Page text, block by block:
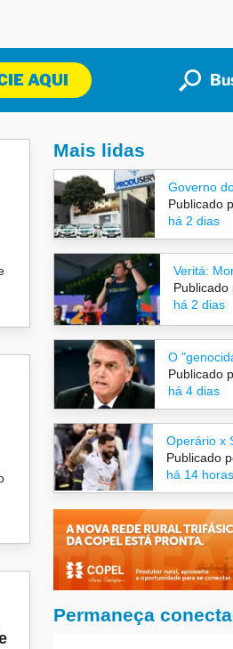
AQUI
Mais lidas
Governo
Publicado
há 2 dias
Veritá:
Publicado
há 2 dias
O
Publicado
há 4 dias
Operário x
Publicado
há 14 horas
Permaneça